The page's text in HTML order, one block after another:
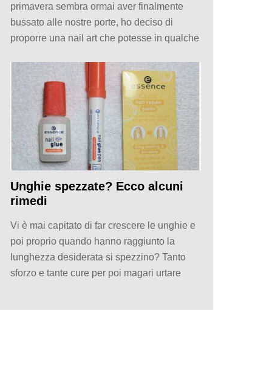
primavera sembra ormai aver finalmente
bussato alle nostre porte, ho deciso di
proporre una nail art che potesse in qualche
Unghie spezzate? Ecco alcuni
rimedi
Vi è mai capitato di far crescere le unghie e
poi proprio quando hanno raggiunto la
lunghezza desiderata si spezzino? Tanto
sforzo e tante cure per poi magari urtare